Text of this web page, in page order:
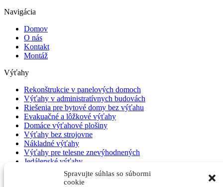
Spravujte súhlas so súbormi
cookie
Navigácia
Domov
O nás
Kontakt
Montáž
Výťahy
Rekonštrukcie v panelových domoch
Výťahy v administratívnych budovách
Riešenia pre bytové domy bez výťahu
Evakuačné a lôžkové výťahy
Domáce výťahové plošiny
Výťahy bez strojovne
Nákladné výťahy
Výťahy pre telesne znevýhodnených
Jedálenské výťahy
Hydraulické výťahy